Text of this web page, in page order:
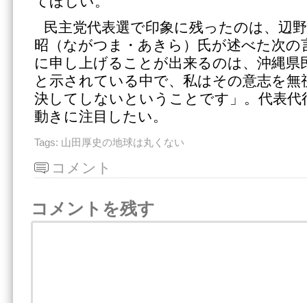
民主党代表選で印象に残ったのは、辺
昭（ながつま・あきら）氏が述べた次の
に申し上げることが出来るのは、沖縄県
と示されている中で、私はその意志を
決してしないということです」。代表
動きに注目したい。
Tags: 山田厚史の地球は丸くない
コメント
コメントを残す